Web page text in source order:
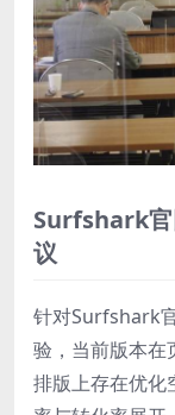
Surfshark官
议
针对Surfshark
验，当前版本在
排版上存在优化